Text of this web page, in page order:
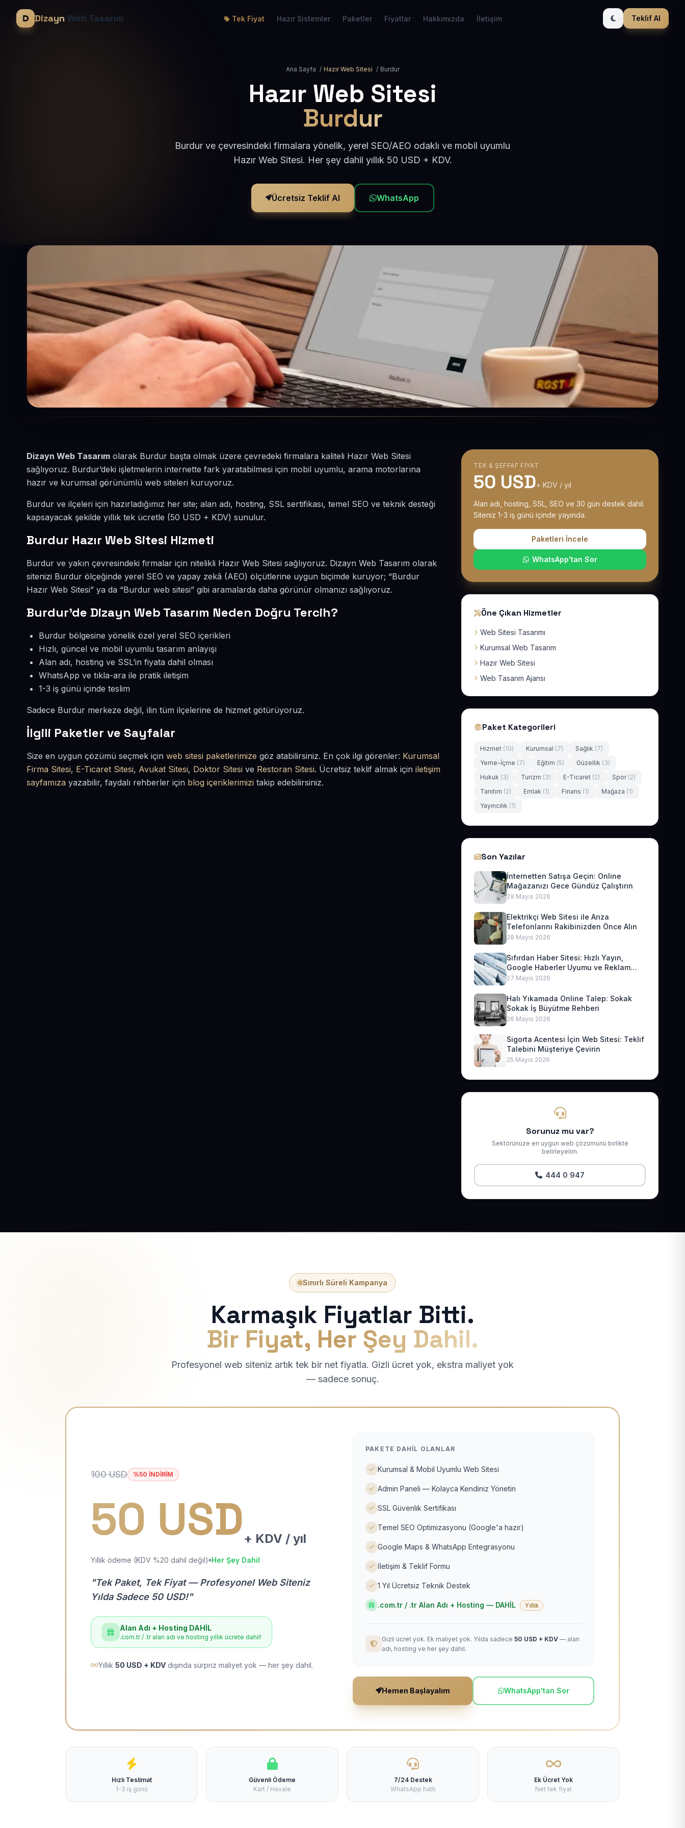
Dizayn Web Tasarım Tek Fiyat Hazır Sistemler Paketler Fiyatlar Hakkımızda İletişim Teklif Al
Ana Sayfa / Hazır Web Sitesi / Burdur
Hazır Web Sitesi
Burdur
Burdur ve çevresindeki firmalara yönelik, yerel SEO/AEO odaklı ve mobil uyumlu
Hazır Web Sitesi. Her şey dahil yıllık 50 USD + KDV.
Ücretsiz Teklif Al WhatsApp
Dizayn Web Tasarım olarak Burdur başta olmak üzere çevredeki firmalara kaliteli Hazır Web Sitesi
sağlıyoruz. Burdur’deki işletmelerin internette fark yaratabilmesi için mobil uyumlu, arama motorlarına
hazır ve kurumsal görünümlü web siteleri kuruyoruz.
Burdur ve ilçeleri için hazırladığımız her site; alan adı, hosting, SSL sertifikası, temel SEO ve teknik desteği
kapsayacak şekilde yıllık tek ücretle (50 USD + KDV) sunulur.
Burdur Hazır Web Sitesi Hizmeti
Burdur ve yakın çevresindeki firmalar için nitelikli Hazır Web Sitesi sağlıyoruz. Dizayn Web Tasarım olarak
sitenizi Burdur ölçeğinde yerel SEO ve yapay zekâ (AEO) ölçütlerine uygun biçimde kuruyor; “Burdur
Hazır Web Sitesi” ya da “Burdur web sitesi” gibi aramalarda daha görünür olmanızı sağlıyoruz.
Burdur’de Dizayn Web Tasarım Neden Doğru Tercih?
Burdur bölgesine yönelik özel yerel SEO içerikleri
Hızlı, güncel ve mobil uyumlu tasarım anlayışı
Alan adı, hosting ve SSL’in fiyata dahil olması
WhatsApp ve tıkla-ara ile pratik iletişim
1-3 iş günü içinde teslim
Sadece Burdur merkeze değil, ilin tüm ilçelerine de hizmet götürüyoruz.
İlgili Paketler ve Sayfalar
Size en uygun çözümü seçmek için web sitesi paketlerimize göz atabilirsiniz. En çok ilgi görenler: Kurumsal
Firma Sitesi, E-Ticaret Sitesi, Avukat Sitesi, Doktor Sitesi ve Restoran Sitesi. Ücretsiz teklif almak için iletişim
sayfamıza yazabilir, faydalı rehberler için blog içeriklerimizi takip edebilirsiniz.
TEK & ŞEFFAF FIYAT
50 USD+ KDV / yıl
Alan adı, hosting, SSL, SEO ve 30 gün destek dahil.
Siteniz 1-3 iş günü içinde yayında.
Paketleri İncele
WhatsApp'tan Sor
Öne Çıkan Hizmetler
Web Sitesi Tasarımı
Kurumsal Web Tasarım
Hazır Web Sitesi
Web Tasarım Ajansı
Paket Kategorileri
Hizmet (10) Kurumsal (7) Sağlık (7)
Yeme-İçme (7) Eğitim (5) Güzellik (3)
Hukuk (3) Turizm (3) E-Ticaret (2) Spor (2)
Tanıtım (2) Emlak (1) Finans (1) Mağaza (1)
Yayıncılık (1)
Son Yazılar
İnternetten Satışa Geçin: Online
Mağazanızı Gece Gündüz Çalıştırın
29 Mayıs 2026
Elektrikçi Web Sitesi ile Arıza
Telefonlarını Rakibinizden Önce Alın
28 Mayıs 2026
Sıfırdan Haber Sitesi: Hızlı Yayın,
Google Haberler Uyumu ve Reklam
Geliri
27 Mayıs 2026
Halı Yıkamada Online Talep: Sokak
Sokak İş Büyütme Rehberi
26 Mayıs 2026
Sigorta Acentesi İçin Web Sitesi: Teklif
Talebini Müşteriye Çevirin
25 Mayıs 2026
Sorunuz mu var?
Sektörünüze en uygun web çözümünü birlikte
belirleyelim.
444 0 947
Sınırlı Süreli Kampanya
Karmaşık Fiyatlar Bitti.
Bir Fiyat, Her Şey Dahil.
Profesyonel web siteniz artık tek bir net fiyatla. Gizli ücret yok, ekstra maliyet yok
— sadece sonuç.
100 USD %50 İNDİRİM
50 USD + KDV / yıl
Yıllık ödeme (KDV %20 dahil değil) Her Şey Dahil
"Tek Paket, Tek Fiyat — Profesyonel Web Siteniz
Yılda Sadece 50 USD!"
Alan Adı + Hosting DAHİL
.com.tr / .tr alan adı ve hosting yıllık ücrete dahil!
Yıllık 50 USD + KDV dışında sürpriz maliyet yok — her şey dahil.
PAKETE DAHIL OLANLAR
Kurumsal & Mobil Uyumlu Web Sitesi
Admin Paneli — Kolayca Kendiniz Yönetin
SSL Güvenlik Sertifikası
Temel SEO Optimizasyonu (Google'a hazır)
Google Maps & WhatsApp Entegrasyonu
İletişim & Teklif Formu
1 Yıl Ücretsiz Teknik Destek
.com.tr / .tr Alan Adı + Hosting — DAHİL Yıllık
Gizli ücret yok. Ek maliyet yok. Yılda sadece 50 USD + KDV — alan
adı, hosting ve her şey dahil.
Hemen Başlayalım WhatsApp'tan Sor
Hızlı Teslimat
1-3 iş günü
Güvenli Ödeme
Kart / Havale
7/24 Destek
WhatsApp hattı
Ek Ücret Yok
Net tek fiyat